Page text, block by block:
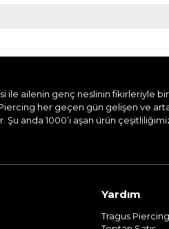
ile ailenin genç neslinin fikirleriyle
her geçen gün gelişen ve
anda 1000’i aşan ürün
Yardım
Tragus